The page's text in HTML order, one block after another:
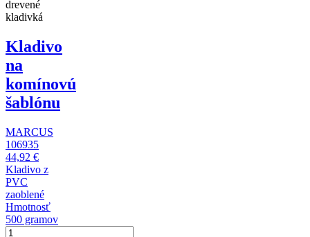
drevené
kladivká
Kladivo
na
komínovú
šablónu
MARCUS
106935
44,92 €
Kladivo z
PVC
zaoblené
Hmotnosť
500 gramov